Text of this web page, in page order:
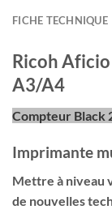
FICHE TECHNIQUE
Ricoh
A3/A4
Compteur Black
Imprimante
Mettre à niveau
de nouvelles